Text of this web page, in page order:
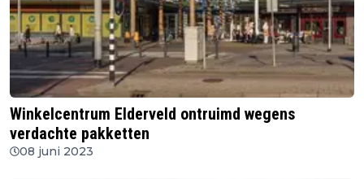
Winkelcentrum Elderveld ontruimd wegens
verdachte pakketten
08 juni 2023